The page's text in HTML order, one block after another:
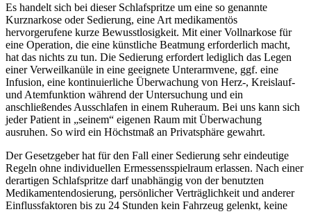
Es handelt sich bei dieser Schlafspritze um eine so genannte
Kurznarkose oder Sedierung, eine Art medikamentös
hervorgerufene kurze Bewusstlosigkeit. Mit einer Vollnarkose für
eine Operation, die eine künstliche Beatmung erforderlich macht,
hat das nichts zu tun. Die Sedierung erfordert lediglich das Legen
einer Verweilkanüle in eine geeignete Unterarmvene, ggf. eine
Infusion, eine kontinuierliche Überwachung von Herz-, Kreislauf-
und Atemfunktion während der Untersuchung und ein
anschließendes Ausschlafen in einem Ruheraum. Bei uns kann sich
jeder Patient in „seinem“ eigenen Raum mit Überwachung
ausruhen. So wird ein Höchstmaß an Privatsphäre gewahrt.
Der Gesetzgeber hat für den Fall einer Sedierung sehr eindeutige
Regeln ohne individuellen Ermessensspielraum erlassen. Nach einer
derartigen Schlafspritze darf unabhängig von der benutzten
Medikamentendosierung, persönlicher Verträglichkeit und anderer
Einflussfaktoren bis zu 24 Stunden kein Fahrzeug gelenkt, keine